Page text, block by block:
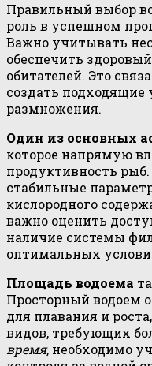
Правильный выбор
роль в успешном
Важно учитывать
обеспечить
обитателей. Это
создать
размножения.
Один из основных
которое напрямую
продуктивность
стабильные
кислородного
важно оценить
наличие системы
оптимальных
Площадь водоема
Просторный водоем
для плавания и
видов, требующих
время, необходимо